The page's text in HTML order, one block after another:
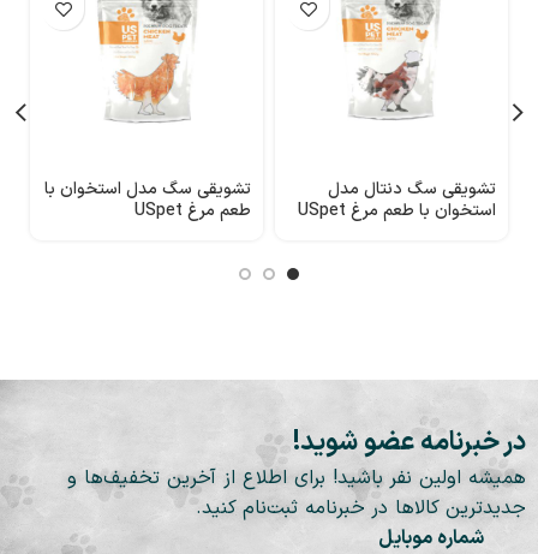
تشویقی سگ دنتال مدل
استخوان با طعم مرغ USpet
تشویقی سگ مدل استخوان با
طعم مرغ USpet
در خبرنامه عضو شوید!
همیشه اولین نفر باشید! برای اطلاع از آخرین تخفیف‌ها و
جدیدترین کالاها در خبرنامه ثبت‌نام کنید.
شماره موبایل